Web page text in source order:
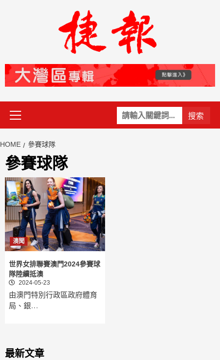
關
鍵
Primary
Menu
HOME 參賽球隊
參賽球隊
澳聞
世界女排聯賽澳門2024參賽球
隊陸續抵澳
2024-05-23
由澳門特別行政區政府體育
局、銀…
最新文章